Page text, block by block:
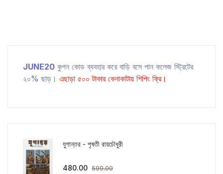
JUNE20 কুপন কোড ব্যবহার করে বাড়ি বসে পান কলেজ স্ট্রিটের
২০% ছাড়। এছাড়া ৫০০ টাকার কেনাকাটায় শিপিং ফ্রি।
যুগান্তর - পৃষতী রায়চৌধুরী
480.00 599.00